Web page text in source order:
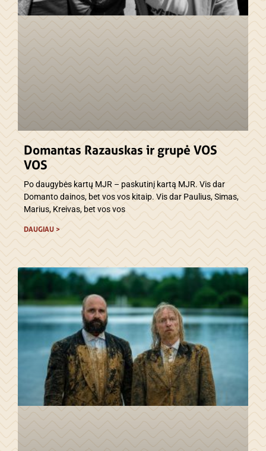
Domantas Razauskas ir grupė VOS
VOS
Po daugybės kartų MJR – paskutinį kartą MJR. Vis dar
Domanto dainos, bet vos vos kitaip. Vis dar Paulius, Simas,
Marius, Kreivas, bet vos vos
DAUGIAU >